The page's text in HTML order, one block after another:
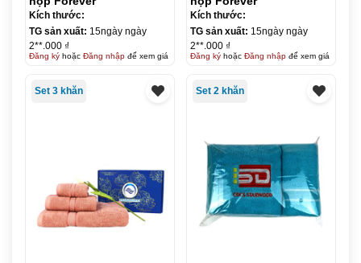
Kích thước:
TG sản xuất: 15ngày ngày
2**.000 ₫
Đăng kýhoặc Đăng nhậpđể xem giá
Kích thước:
TG sản xuất: 15ngày ngày
2**.000 ₫
Đăng kýhoặc Đăng nhậpđể xem giá
Set 3 khăn Set 2 khăn